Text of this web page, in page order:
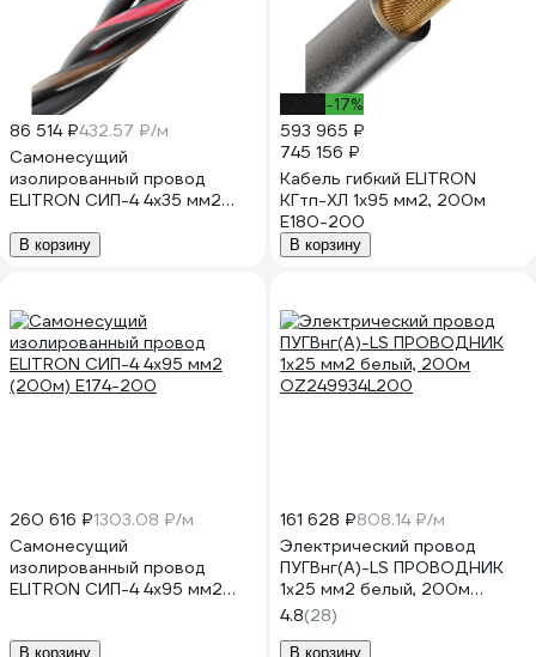
86 514 ₽432.57 ₽/м
Cамонесущий
изолированный провод
ELITRON СИП-4 4x35 мм2
В корзину
-17%
593 965 ₽
745 156 ₽
Кабель гибкий ELITRON
КГтп-ХЛ 1x95 мм2, 200м
E180-200
В корзину
260 616 ₽1303.08 ₽/м
Cамонесущий
изолированный провод
ELITRON СИП-4 4x95 мм2
В корзину
161 628 ₽808.14 ₽/м
Электрический провод
ПУГВнг(А)-LS ПРОВОДНИК
1x25 мм2 белый, 200м
OZ249934L200
4.8(28)
В корзину